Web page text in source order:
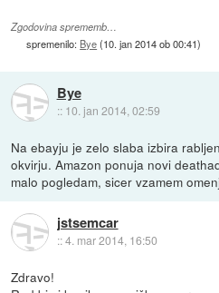
Zgodovina sprememb…
spremenilo: Bye(10. jan 2014 ob 00:41)
Bye
:: 10. jan 2014, 02:59
Na ebayju je zelo slaba izbira
okvirju. Amazon ponuja novi
malo pogledam, sicer vzamem
jstsemcar
::4. mar 2014, 16:50
Zdravo!